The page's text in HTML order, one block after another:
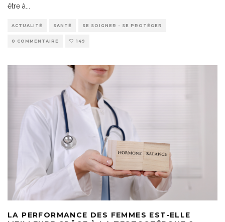
être à
ACTUALITÉ SANTÉ SE SOIGNER - SE PROTÉGER
0 COMMENTAIRE 149
LA PERFORMANCE DES FEMMES EST-ELLE